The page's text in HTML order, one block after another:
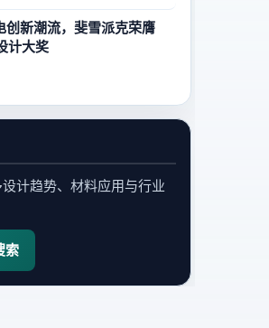
创新潮流，斐雪派克荣膺
计大奖
计趋势、材料应用与行业
索